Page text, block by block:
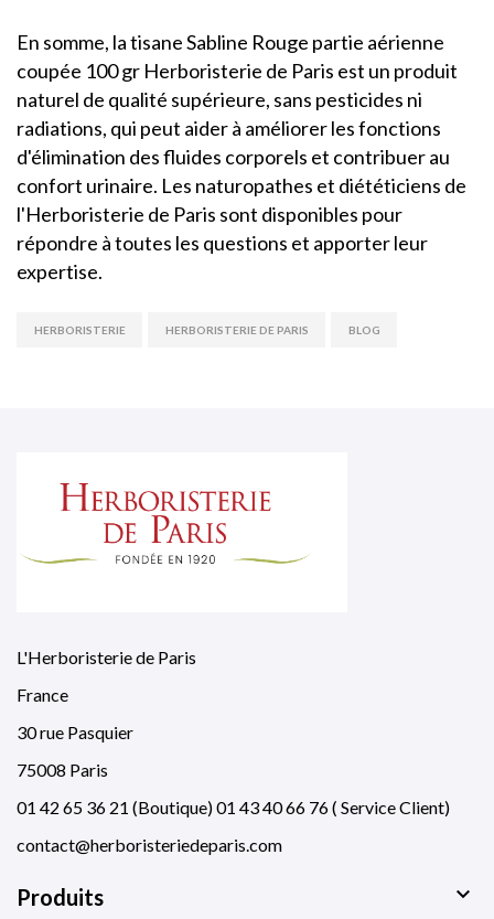
En somme, la tisane Sabline Rouge partie aérienne
coupée 100 gr Herboristerie de Paris est un produit
naturel de qualité supérieure, sans pesticides ni
radiations, qui peut aider à améliorer les fonctions
d'élimination des fluides corporels et contribuer au
confort urinaire. Les naturopathes et diététiciens de
l'Herboristerie de Paris sont disponibles pour
répondre à toutes les questions et apporter leur
expertise.
HERBORISTERIE HERBORISTERIE DE PARIS BLOG
L'Herboristerie de Paris
France
30 rue Pasquier
75008 Paris
01 42 65 36 21 (Boutique) 01 43 40 66 76 ( Service Client)
contact@herboristeriedeparis.com
Produits 